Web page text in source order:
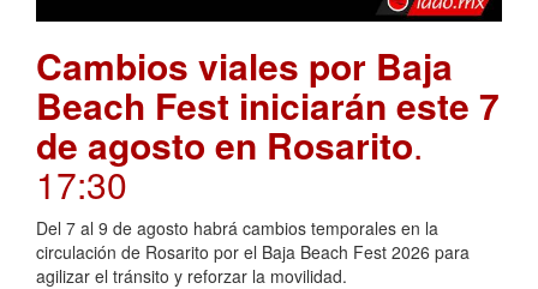
Cambios viales por Baja
Beach Fest iniciarán este 7
de agosto en Rosarito.
17:30
Del 7 al 9 de agosto habrá cambios temporales en la
circulación de Rosarito por el Baja Beach Fest 2026 para
agilizar el tránsito y reforzar la movilidad.